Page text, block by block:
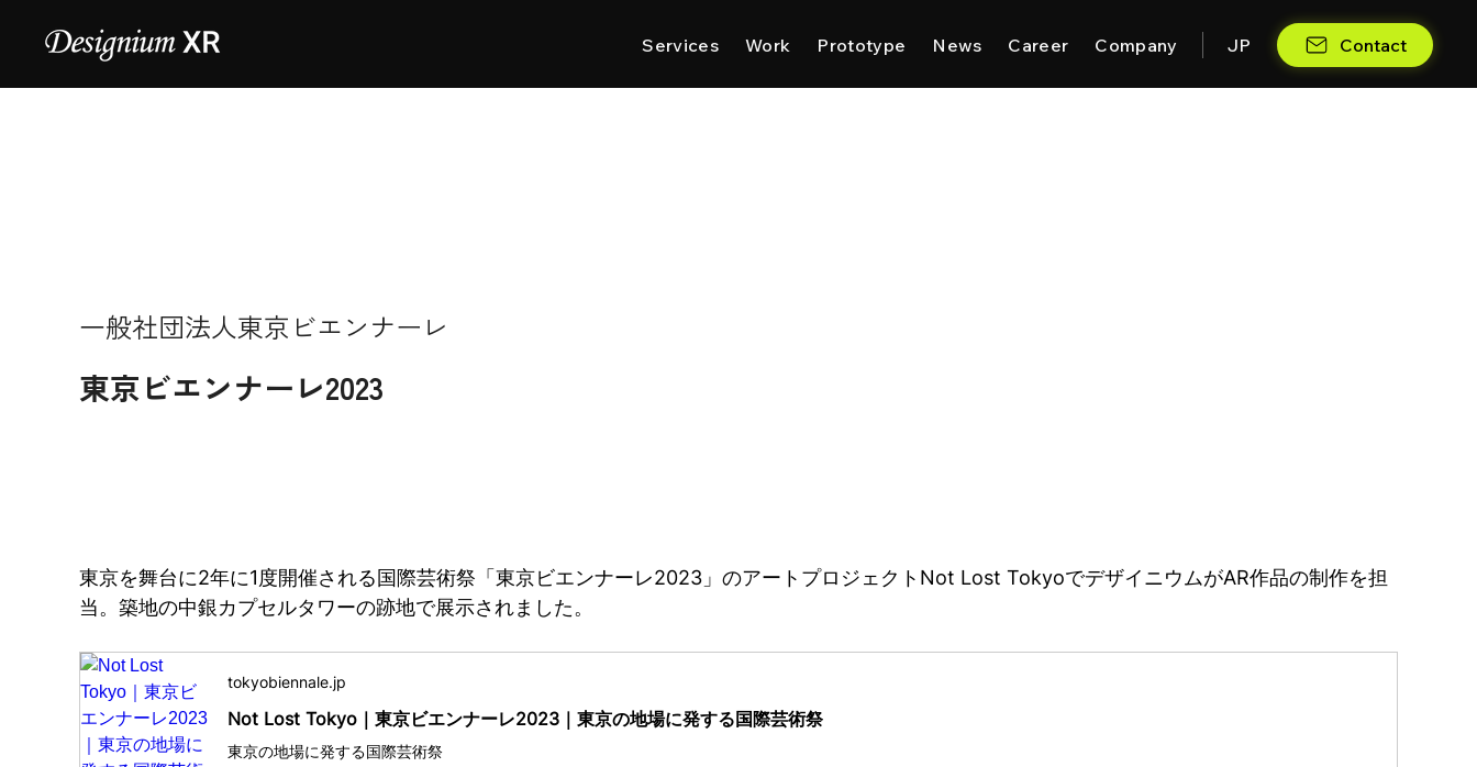
Services Work Prototype News Career Company JP Contact
東京を舞台に2年に1度開催される国際芸術祭「東京ビエンナーレ2023」のアートプロジェクトNot Lost TokyoでデザイニウムがAR作品の制作を担
当。築地の中銀カプセルタワーの跡地で展示されました。
tokyobiennale.jp
Not Lost Tokyo｜東京ビエンナーレ2023｜東京の地場に発する国際芸術祭
東京の地場に発する国際芸術祭
一般社団法人東京ビエンナーレ
東京ビエンナーレ2023